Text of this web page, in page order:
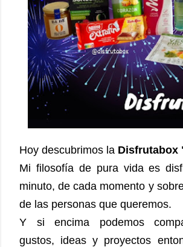
Hoy descubrimos la Disfrutabox
Mi filosofía de pura vida es
minuto, de cada momento y
de las personas que queremos.
Y si encima podemos
gustos, ideas y proyectos